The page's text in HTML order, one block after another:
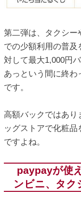
第二弾は、タクシー
での少額利用の普及
対して最大1,000円
あっという間に終わ
です。
高額バックではあり
ッグストアで化粧
ですよね。
paypayが使
ンビニ、タク